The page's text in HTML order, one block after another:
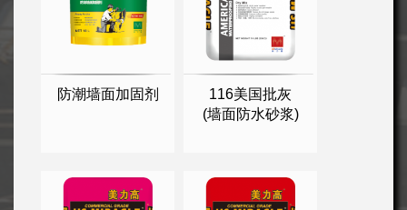
防潮墙面加固剂
116美国批灰
(墙面防水砂浆)